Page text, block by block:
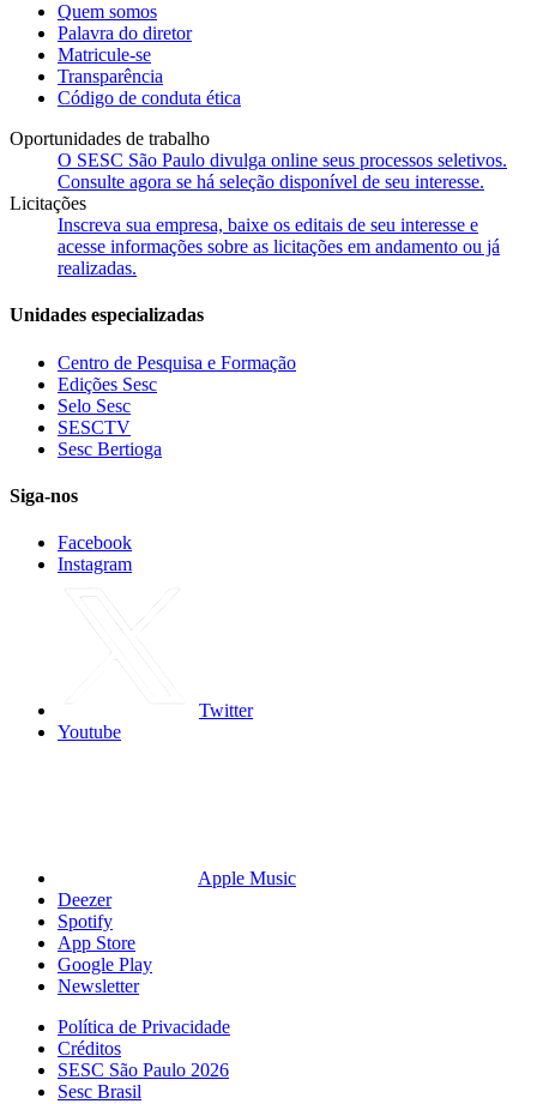
Quem somos
Palavra do diretor
Matricule-se
Transparência
Código de conduta ética
Oportunidades de trabalho
O SESC São Paulo divulga online seus processos seletivos.
Consulte agora se há seleção disponível de seu interesse.
Licitações
Inscreva sua empresa, baixe os editais de seu interesse e
acesse informações sobre as licitações em andamento ou já
realizadas.
Unidades especializadas
Centro de Pesquisa e Formação
Edições Sesc
Selo Sesc
SESCTV
Sesc Bertioga
Siga-nos
Facebook
Instagram
Twitter
Youtube
Apple Music
Deezer
Spotify
App Store
Google Play
Newsletter
Política de Privacidade
Créditos
SESC São Paulo 2026
Sesc Brasil